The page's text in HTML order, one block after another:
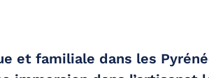
et familiale dans les